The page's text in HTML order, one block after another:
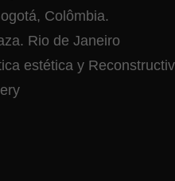
Colômbia.
Rio de Janeiro
estética y